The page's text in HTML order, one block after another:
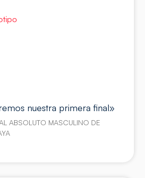
nuestra primera final»
ABSOLUTO MASCULINO DE